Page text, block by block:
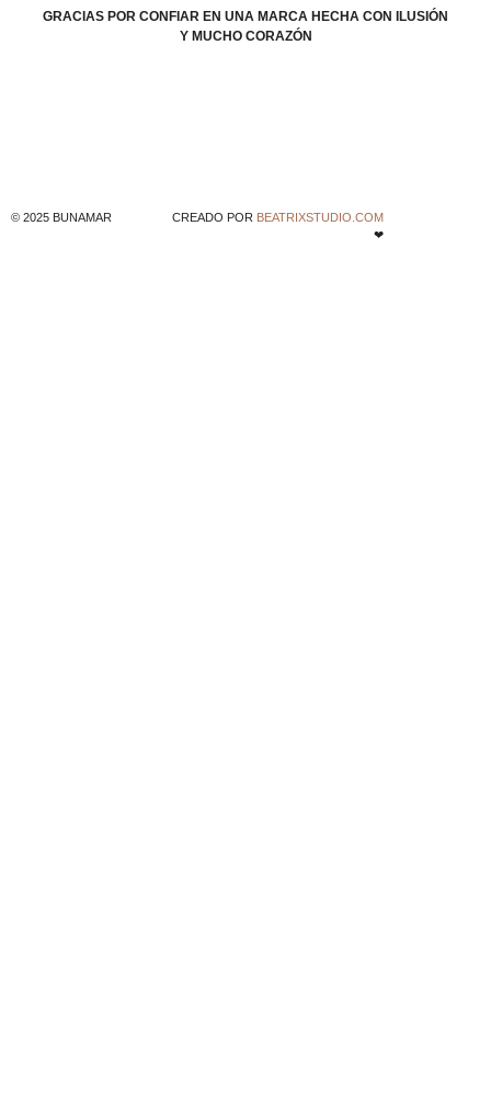
GRACIAS POR CONFIAR EN UNA MARCA HECHA CON ILUSIÓN
Y MUCHO CORAZÓN
© 2025 BUNAMAR CREADO POR BEATRIXSTUDIO.COM
❤